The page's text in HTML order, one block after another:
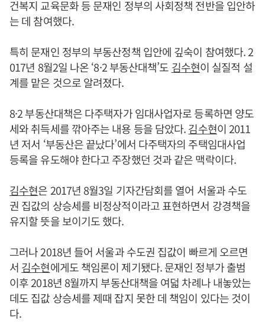
건복지 교육문화 등 문재인 정부의 사회정책 전반을 입안하
는 데 참여했다.
특히 문재인 정부의 부동산정책 입안에 깊숙이 참여했다. 2
017년 8월2일 나온 ‘8·2 부동산대책’도 김수현이 실질적 설
계를 맡은 것으로 알려졌다.
8·2 부동산대책은 다주택자가 임대사업자로 등록하면 양도
세와 취득세를 깎아주는 내용 등을 담았다.김수현이 2011
년 저서 ‘부동산은 끝났다’에서 다주택자의 주택임대사업
등록을 유도해야 한다고 주장했던 것과 같은 맥락이다.
김수현은 2017년 8월3일 기자간담회를 열어 서울과 수도
권 집값의 상승세를 비정상적이라고 표현하면서 강경책을
유지할 뜻을 보이기도 했다.
그러나 2018년 들어 서울과 수도권 집값이 빠르게 오르면
서 김수현에게도 책임론이 제기됐다. 문재인 정부가 출범
이후 2018년 8월까지 부동산대책을 여덟 차례나 내놓았는
데도 집값 상승세를 제때 잡지 못한 데 책임이 있다는 것이
다.